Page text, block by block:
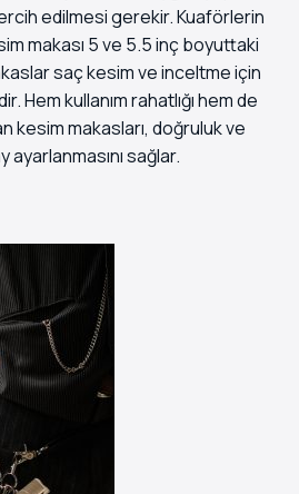
edilmesi gerekir. Kuaförlerin
makası 5 ve 5.5 inç boyuttaki
saç kesim ve inceltme için
Hem kullanım rahatlığı hem de
kesim makasları, doğruluk ve
sağlar.